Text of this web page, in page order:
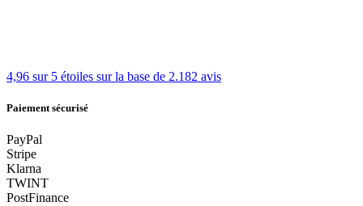
4,96 sur 5 étoiles sur la base de 2.182 avis
Paiement sécurisé
PayPal
Stripe
Klarna
TWINT
PostFinance